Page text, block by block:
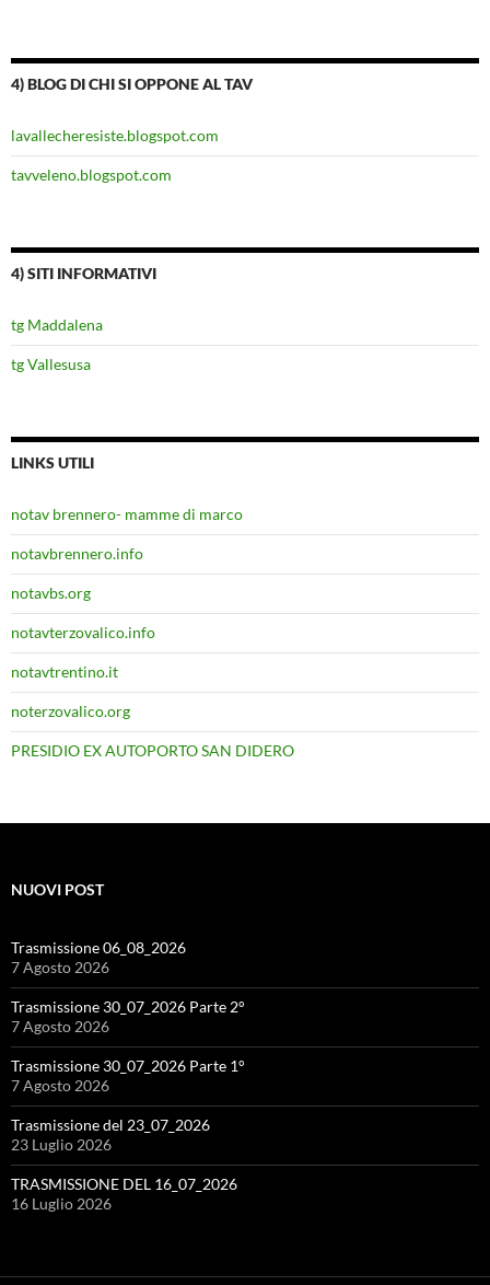
4) BLOG DI CHI SI OPPONE AL TAV
lavallecheresiste.blogspot.com
tavveleno.blogspot.com
4) SITI INFORMATIVI
tg Maddalena
tg Vallesusa
LINKS UTILI
notav brennero- mamme di marco
notavbrennero.info
notavbs.org
notavterzovalico.info
notavtrentino.it
noterzovalico.org
PRESIDIO EX AUTOPORTO SAN DIDERO
NUOVI POST
Trasmissione 06_08_2026
7 Agosto 2026
Trasmissione 30_07_2026 Parte 2°
7 Agosto 2026
Trasmissione 30_07_2026 Parte 1°
7 Agosto 2026
Trasmissione del 23_07_2026
23 Luglio 2026
TRASMISSIONE DEL 16_07_2026
16 Luglio 2026